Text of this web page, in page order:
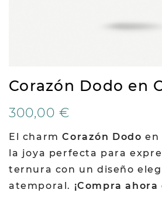
Corazón Dodo en
300,00 €
El charmCorazón Dodo en
la joya perfecta para
ternura con un diseño
atemporal. ¡Compra